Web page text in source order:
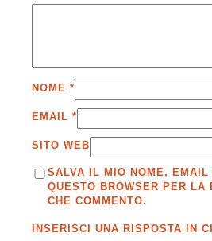
NOME *
EMAIL *
SITO WEB
SALVA IL MIO NOME, EMAIL
QUESTO BROWSER PER LA
CHE COMMENTO.
INSERISCI UNA RISPOSTA IN